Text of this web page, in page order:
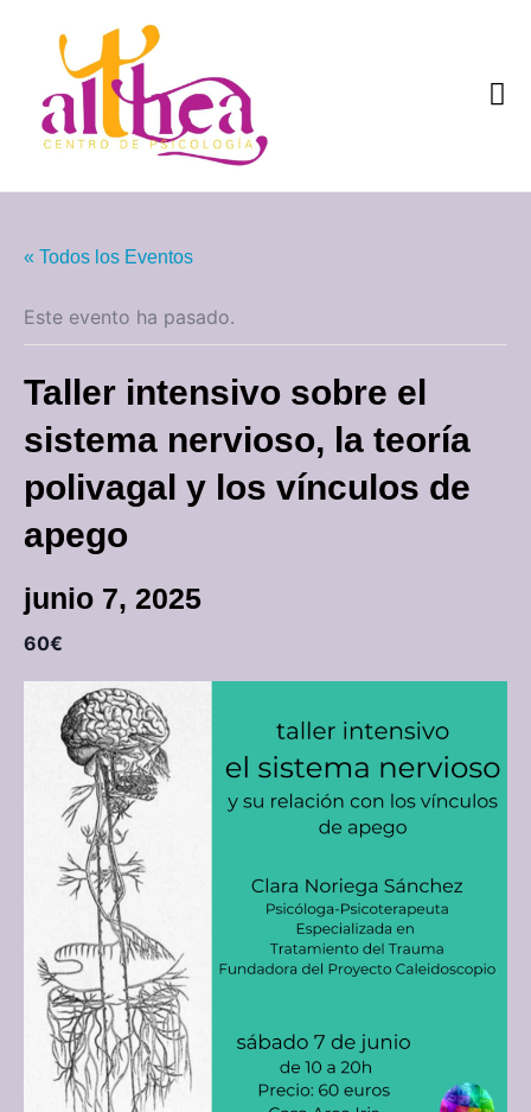
« Todos los Eventos
Este evento ha pasado.
Taller intensivo sobre el
sistema nervioso, la teoría
polivagal y los vínculos de
apego
junio 7, 2025
60€